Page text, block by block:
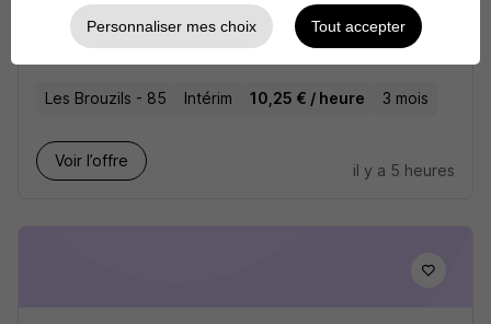
Ouvrier Agroalimentaire H/F
Axelis Intérim
Les Brouzils - 85 Intérim 10,25 € / heure 3 mois
Voir l’offre
il y a 5 heures
Personnaliser mes choix Tout accepter